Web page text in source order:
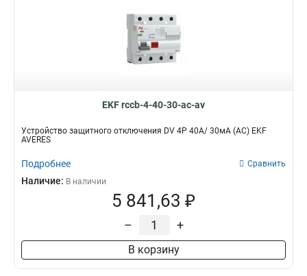
EKF rccb-4-40-30-ac-av
Устройство защитного отключения DV 4P 40А/ 30мА (AC) EKF
AVERES
Подробнее Сравнить
Наличие: В наличии
5 841,63 ₽
– +
В корзину